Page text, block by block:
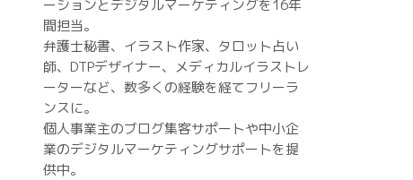
ーションとデジタルマーケティングを16年
間担当。
弁護士秘書、イラスト作家、タロット占い
師、DTPデザイナー、メディカルイラストレ
ーターなど、数多くの経験を経てフリーラ
ンスに。
個人事業主のブログ集客サポートや中小企
業のデジタルマーケティングサポートを提
供中。